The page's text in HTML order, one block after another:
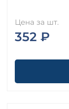
Цена за шт.
352 ₽